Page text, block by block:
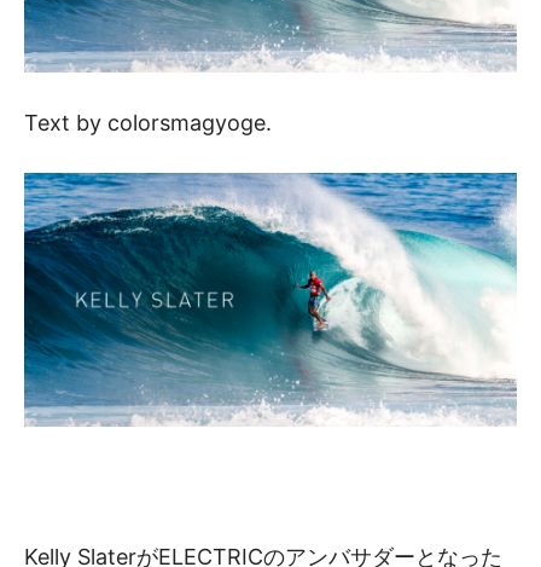
Text by colorsmagyoge.
Kelly SlaterがELECTRICのアンバサダーとなった